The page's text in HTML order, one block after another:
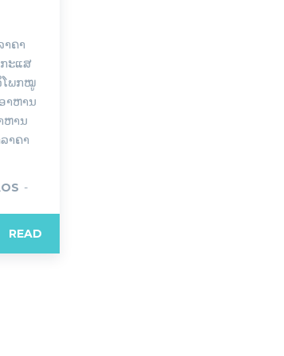
າຄາ
ະແສ
ໂພກໝູ
າຫານ
ຫານ
າຄາ
-
READ